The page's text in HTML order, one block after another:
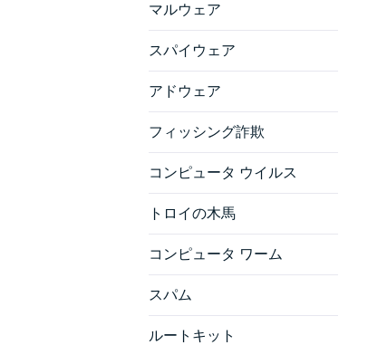
マルウェア
スパイウェア
アドウェア
フィッシング詐欺
コンピュータ ウイルス
トロイの木馬
コンピュータ ワーム
スパム
ルートキット